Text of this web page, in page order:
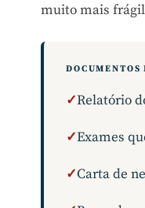
muito mais
✓Relatório
✓Exames
✓Carta de